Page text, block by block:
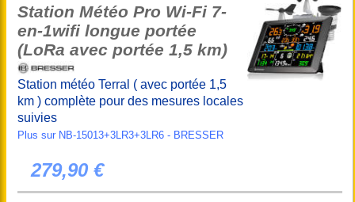
Station Météo Pro Wi-Fi 7-
en-1wifi longue portée
(LoRa avec portée 1,5 km)
Station météo Terral ( avec portée 1,5
km ) complète pour des mesures locales
suivies
Plus sur NB-15013+3LR3+3LR6 - BRESSER
279,90 €